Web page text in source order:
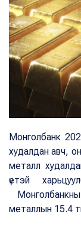
Монголбанк
худалдан авч,
металл
үетэй
металлын 15.4